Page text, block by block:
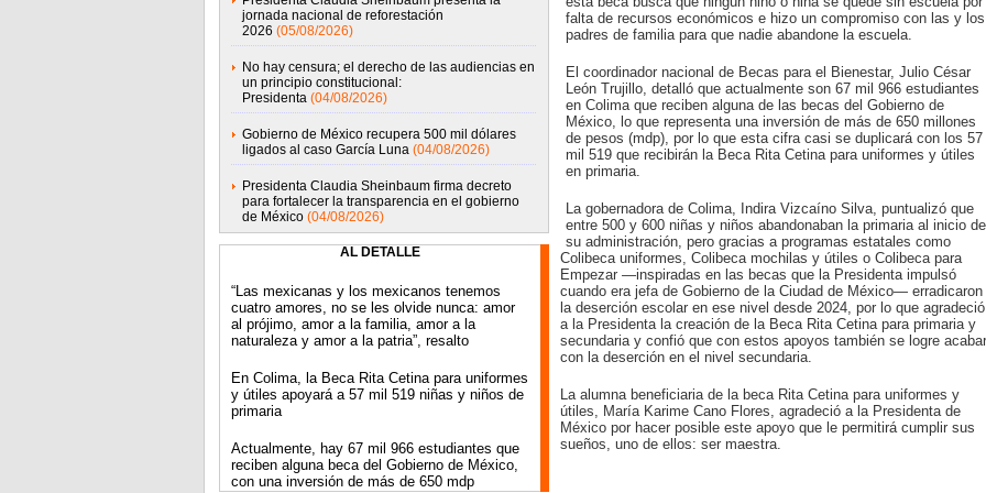
jornada nacional de reforestación
2026 (05/08/2026)
No hay censura; el derecho de las audiencias en
un principio constitucional:
Presidenta (04/08/2026)
Gobierno de México recupera 500 mil dólares
ligados al caso García Luna (04/08/2026)
Presidenta Claudia Sheinbaum firma decreto
para fortalecer la transparencia en el gobierno
de México (04/08/2026)
AL DETALLE
“Las mexicanas y los mexicanos tenemos
cuatro amores, no se les olvide nunca: amor
al prójimo, amor a la familia, amor a la
naturaleza y amor a la patria”, resalto
En Colima, la Beca Rita Cetina para uniformes
y útiles apoyará a 57 mil 519 niñas y niños de
primaria
Actualmente, hay 67 mil 966 estudiantes que
reciben alguna beca del Gobierno de México,
con una inversión de más de 650 mdp
falta de recursos económicos e hizo un compromiso con las y los
padres de familia para que nadie abandone la escuela.
El coordinador nacional de Becas para el Bienestar, Julio César
León Trujillo, detalló que actualmente son 67 mil 966 estudiantes
en Colima que reciben alguna de las becas del Gobierno de
México, lo que representa una inversión de más de 650 millones
de pesos (mdp), por lo que esta cifra casi se duplicará con los 57
mil 519 que recibirán la Beca Rita Cetina para uniformes y útiles
en primaria.
La gobernadora de Colima, Indira Vizcaíno Silva, puntualizó que
entre 500 y 600 niñas y niños abandonaban la primaria al inicio de
su administración, pero gracias a programas estatales como
Colibeca uniformes, Colibeca mochilas y útiles o Colibeca para
Empezar —inspiradas en las becas que la Presidenta impulsó
cuando era jefa de Gobierno de la Ciudad de México— erradicaron
la deserción escolar en ese nivel desde 2024, por lo que agradeció
a la Presidenta la creación de la Beca Rita Cetina para primaria y
secundaria y confió que con estos apoyos también se logre acabar
con la deserción en el nivel secundaria.
La alumna beneficiaria de la beca Rita Cetina para uniformes y
útiles, María Karime Cano Flores, agradeció a la Presidenta de
México por hacer posible este apoyo que le permitirá cumplir sus
sueños, uno de ellos: ser maestra.